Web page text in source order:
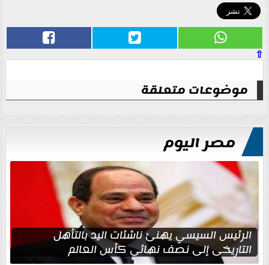
⇧
موضوعات متعلقة
مصر اليوم
الرئيس السيسي يهنئ ناشئات اليد بالتأهل
التاريخي إلى نصف نهائي كأس العالم